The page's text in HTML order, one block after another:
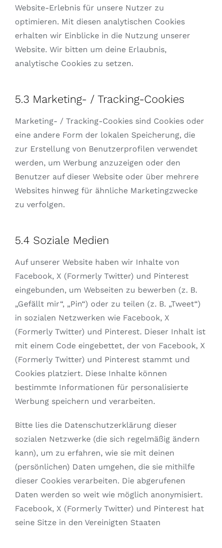
Website-Erlebnis für unsere Nutzer zu
optimieren. Mit diesen analytischen Cookies
erhalten wir Einblicke in die Nutzung unserer
Website. Wir bitten um deine Erlaubnis,
analytische Cookies zu setzen.
5.3 Marketing- / Tracking-Cookies
Marketing- / Tracking-Cookies sind Cookies oder
eine andere Form der lokalen Speicherung, die
zur Erstellung von Benutzerprofilen verwendet
werden, um Werbung anzuzeigen oder den
Benutzer auf dieser Website oder über mehrere
Websites hinweg für ähnliche Marketingzwecke
zu verfolgen.
5.4 Soziale Medien
Auf unserer Website haben wir Inhalte von
Facebook, X (Formerly Twitter) und Pinterest
eingebunden, um Webseiten zu bewerben (z. B.
„Gefällt mir“, „Pin“) oder zu teilen (z. B. „Tweet“)
in sozialen Netzwerken wie Facebook, X
(Formerly Twitter) und Pinterest. Dieser Inhalt ist
mit einem Code eingebettet, der von Facebook, X
(Formerly Twitter) und Pinterest stammt und
Cookies platziert. Diese Inhalte können
bestimmte Informationen für personalisierte
Werbung speichern und verarbeiten.
Bitte lies die Datenschutzerklärung dieser
sozialen Netzwerke (die sich regelmäßig ändern
kann), um zu erfahren, wie sie mit deinen
(persönlichen) Daten umgehen, die sie mithilfe
dieser Cookies verarbeiten. Die abgerufenen
Daten werden so weit wie möglich anonymisiert.
Facebook, X (Formerly Twitter) und Pinterest hat
seine Sitze in den Vereinigten Staaten